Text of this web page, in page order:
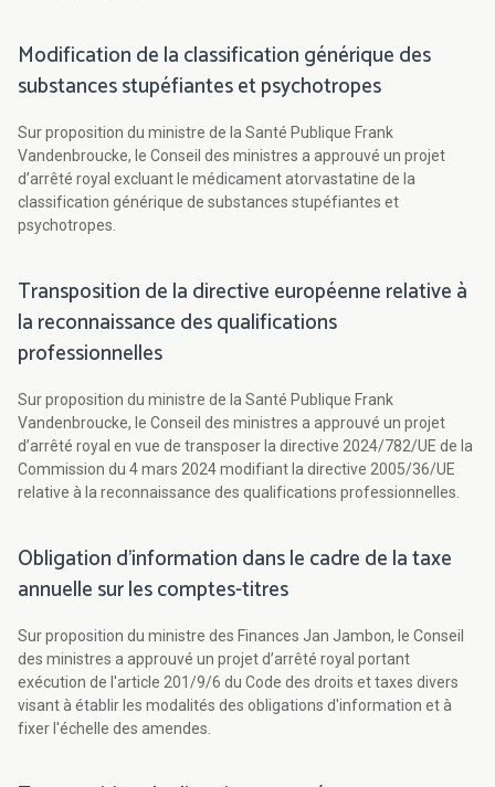
Modification de la classification générique des
substances stupéfiantes et psychotropes
Sur proposition du ministre de la Santé Publique Frank
Vandenbroucke, le Conseil des ministres a approuvé un projet
d’arrêté royal excluant le médicament atorvastatine de la
classification générique de substances stupéfiantes et
psychotropes.
Transposition de la directive européenne relative à
la reconnaissance des qualifications
professionnelles
Sur proposition du ministre de la Santé Publique Frank
Vandenbroucke, le Conseil des ministres a approuvé un projet
d’arrêté royal en vue de transposer la directive 2024/782/UE de la
Commission du 4 mars 2024 modifiant la directive 2005/36/UE
relative à la reconnaissance des qualifications professionnelles.
Obligation d’information dans le cadre de la taxe
annuelle sur les comptes-titres
Sur proposition du ministre des Finances Jan Jambon, le Conseil
des ministres a approuvé un projet d’arrêté royal portant
exécution de l'article 201/9/6 du Code des droits et taxes divers
visant à établir les modalités des obligations d'information et à
fixer l'échelle des amendes.